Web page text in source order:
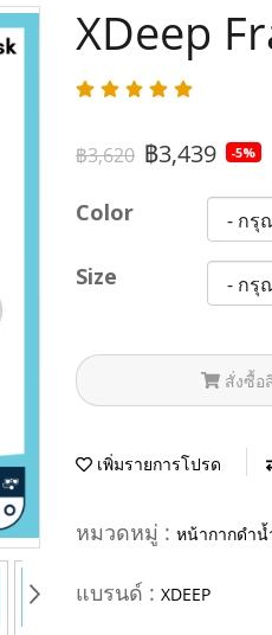
XDeep
฿3,620 ฿3,439 -5%
Color
Size
สั่งซื้อ
เพิ่มรายการโปรด
หมวดหมู่ : หน้ากากดำ
แบรนด์ : XDEEP